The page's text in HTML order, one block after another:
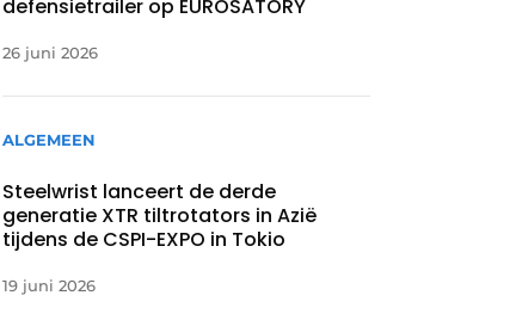
defensietrailer op EUROSATORY
26 juni 2026
ALGEMEEN
Steelwrist lanceert de derde
generatie XTR tiltrotators in Azië
tijdens de CSPI-EXPO in Tokio
19 juni 2026